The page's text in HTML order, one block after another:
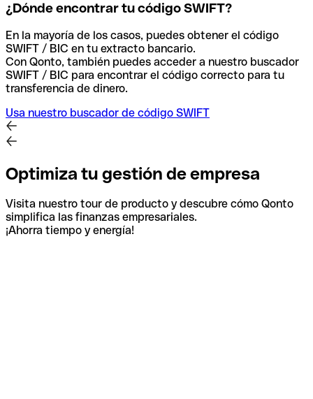
¿Dónde encontrar tu código SWIFT?
En la mayoría de los casos, puedes obtener el código
SWIFT / BIC en tu extracto bancario.
Con Qonto, también puedes acceder a nuestro buscador
SWIFT / BIC para encontrar el código correcto para tu
transferencia de dinero.
Usa nuestro buscador de código SWIFT
Optimiza tu gestión de empresa
Visita nuestro tour de producto y descubre cómo Qonto
simplifica las finanzas empresariales.
¡Ahorra tiempo y energía!